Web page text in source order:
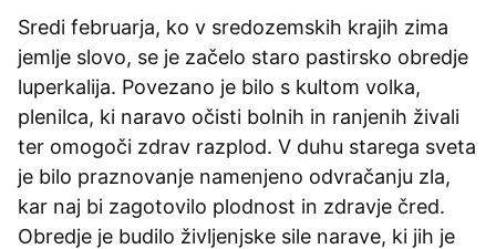
Sredi februarja, ko v sredozemskih krajih zima
jemlje slovo, se je začelo staro pastirsko obredje
luperkalija. Povezano je bilo s kultom volka,
plenilca, ki naravo očisti bolnih in ranjenih živali
ter omogoči zdrav razplod. V duhu starega sveta
je bilo praznovanje namenjeno odvračanju zla,
kar naj bi zagotovilo plodnost in zdravje čred.
Obredje je budilo življenjske sile narave, ki jih je